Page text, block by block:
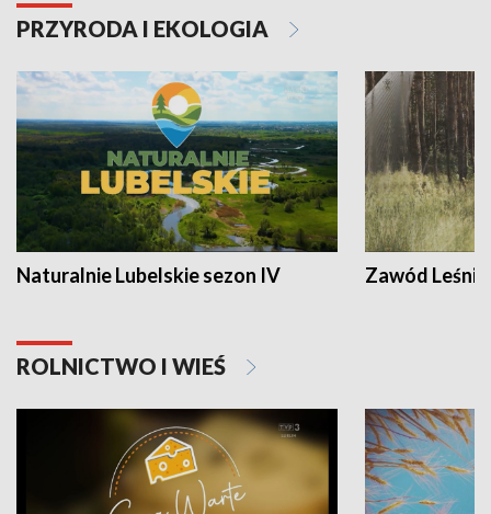
PRZYRODA I EKOLOGIA
Naturalnie Lubelskie sezon IV Zawód Leśnik
ROLNICTWO I WIEŚ